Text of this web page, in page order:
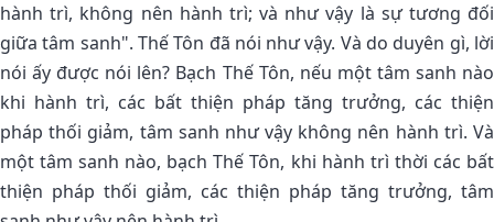
hành trì, không nên hành trì; và như vậy là sự tương đối
giữa tâm sanh". Thế Tôn đã nói như vậy. Và do duyên gì, lời
nói ấy được nói lên? Bạch Thế Tôn, nếu một tâm sanh nào
khi hành trì, các bất thiện pháp tăng trưởng, các thiện
pháp thối giảm, tâm sanh như vậy không nên hành trì. Và
một tâm sanh nào, bạch Thế Tôn, khi hành trì thời các bất
thiện pháp thối giảm, các thiện pháp tăng trưởng, tâm